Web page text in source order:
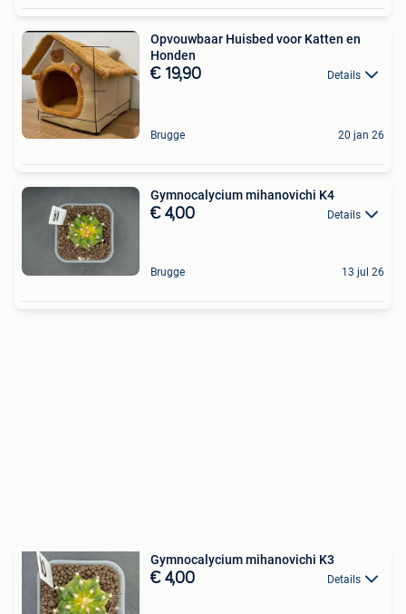
Opvouwbaar Huisbed voor Katten en
Honden
€ 19,90 Details
Brugge 20 jan 26
Gymnocalycium mihanovichi K4
€ 4,00 Details
Brugge 13 jul 26
Gymnocalycium mihanovichi K3
€ 4,00 Details